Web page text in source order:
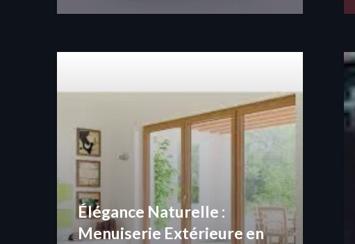
Élégance Naturelle :
Menuiserie Extérieure en